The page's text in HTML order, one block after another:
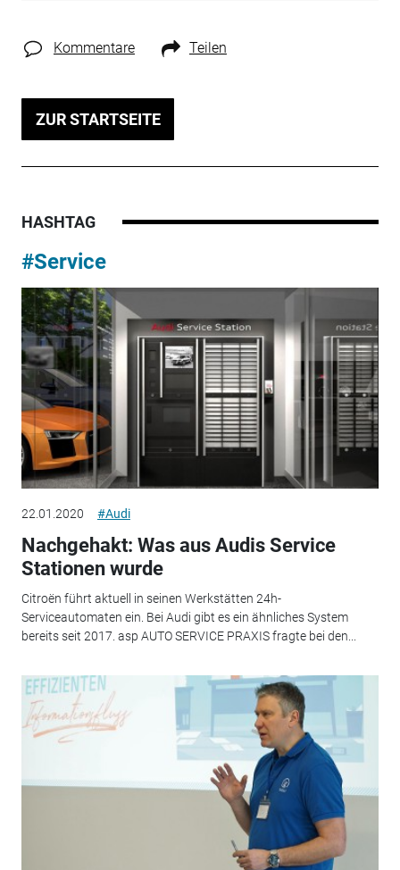
Kommentare Teilen
ZUR STARTSEITE
HASHTAG
#Service
22.01.2020 #Audi
Nachgehakt: Was aus Audis Service
Stationen wurde
Citroën führt aktuell in seinen Werkstätten 24h-
Serviceautomaten ein. Bei Audi gibt es ein ähnliches System
bereits seit 2017. asp AUTO SERVICE PRAXIS fragte bei den...